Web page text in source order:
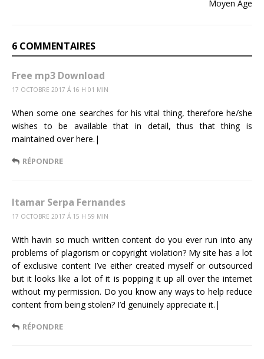
6 COMMENTAIRES
Free mp3 Download
17 OCTOBRE 2017 Á 16 H 01 MIN
When some one searches for his vital thing, therefore he/she
wishes to be available that in detail, thus that thing is
maintained over here.|
RÉPONDRE
Itamar Serpa Fernandes
17 OCTOBRE 2017 Á 15 H 59 MIN
With havin so much written content do you ever run into any
problems of plagorism or copyright violation? My site has a lot
of exclusive content I’ve either created myself or outsourced
but it looks like a lot of it is popping it up all over the internet
without my permission. Do you know any ways to help reduce
content from being stolen? I’d genuinely appreciate it.|
RÉPONDRE